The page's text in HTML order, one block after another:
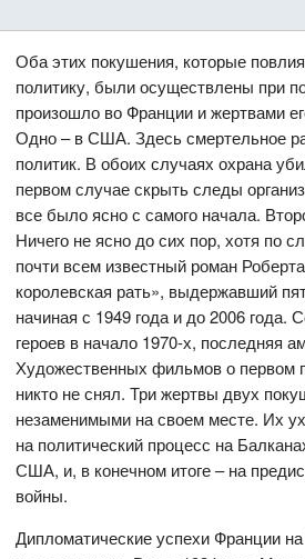
Оба этих покушения, которые
политику, были осуществлены при
произошло во Франции и жертвами
Одно – в США. Здесь смертельное
политик. В обоих случаях охрана
первом случае скрыть следы
все было ясно с самого начала.
Ничего не ясно до сих пор, хотя по
почти всем известный роман
королевская рать», выдержавший
начиная с 1949 года и до 2006 года.
героев в начало 1970-х, последняя
Художественных фильмов о первом
никто не снял. Три жертвы двух
незаменимыми на своем месте. Их
на политический процесс на
США, и, в конечном итоге – на
войны.
Дипломатические успехи Франции